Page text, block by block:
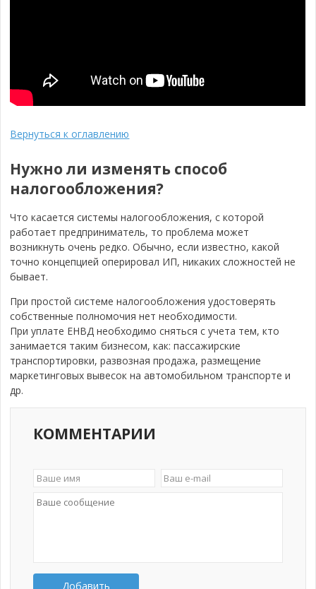
Вернуться к оглавлению
Нужно ли изменять способ
налогообложения?
Что касается системы налогообложения, с которой
работает предприниматель, то проблема может
возникнуть очень редко. Обычно, если известно, какой
точно концепцией оперировал ИП, никаких сложностей не
бывает.
При простой системе налогообложения удостоверять
собственные полномочия нет необходимости.
При уплате ЕНВД необходимо сняться с учета тем, кто
занимается таким бизнесом, как: пассажирские
транспортировки, развозная продажа, размещение
маркетинговых вывесок на автомобильном транспорте и
др.
КОММЕНТАРИИ
Добавить